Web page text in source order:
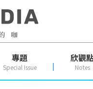
專題
Special Issue
欣觀
Notes